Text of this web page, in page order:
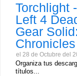
Torchlight
Left 4
Gear
el 28 de Octubre del
Organiza tus
títulos...